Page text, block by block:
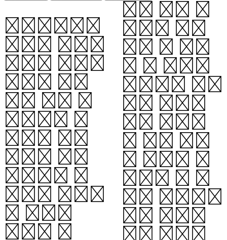
십자말풀이는
가로와 세로로
교차된 빈칸에
단어를 채워
넣는 낱말 퍼
즐이다. 각
칸에는 작은
번호가 붙어
있는데, 이
번호는 ‘가로
몇 번’,
‘세로 몇
에서 서로 교
차하기 때문
에, 그 칸에
는 두 단어에
공통으로 들어
가는 글자를
써야 한다.
즉 한쪽 단어
의 정답이 확
실하면 그 글
자가 교차하는
다른 단어의
일부 글자를